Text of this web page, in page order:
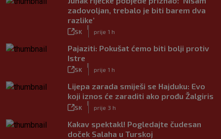
zadovoljan, trebalo je biti barem dva
razlike’
SK prije 1 h
Pajaziti: Pokušat ćemo biti bolji protiv
Istre
SK prije 1 h
Lijepa zarada smiješi se Hajduku: Evo
koji iznos će zaraditi ako prođu Žalgiris
SK prije 3 h
Kakav spektakl! Pogledajte čudesan
doček Salaha u Turskoj